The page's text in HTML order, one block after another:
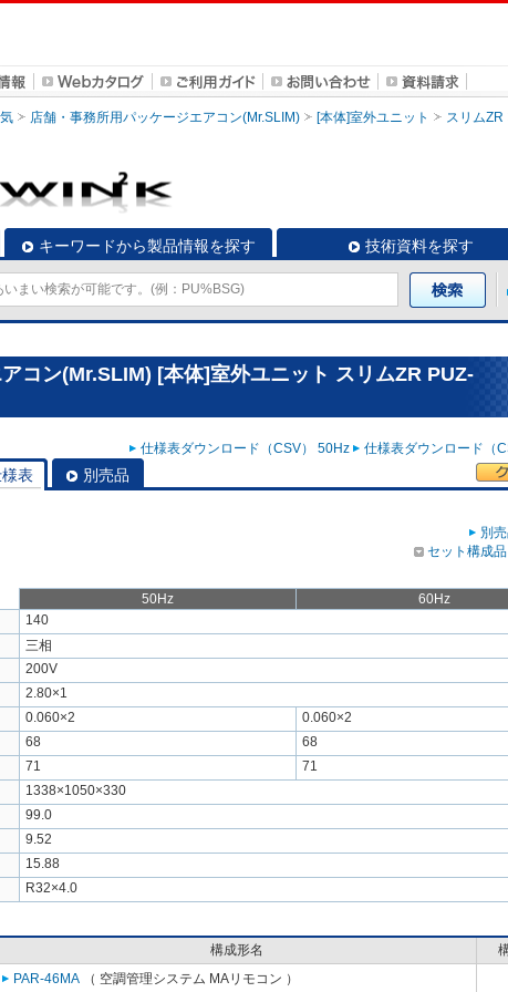
店舗・事務所用パッケージエアコン(Mr.SLIM) [本体]室外ユニット スリムZR
キーワードから製品情報を探す 技術資料を探す
コン(Mr.SLIM) [本体]室外ユニット スリムZR PUZ-
仕様表ダウンロード（CSV） 50Hz 仕様表ダウンロード（
表 別売品
別
セット構成
50Hz
60Hz
140
三相
200V
2.80×1
0.060×2
0.060×2
68
68
71
71
1338×1050×330
99.0
9.52
15.88
R32×4.0
構成形名
PAR-46MA （ 空調管理システム MAリモコン ）